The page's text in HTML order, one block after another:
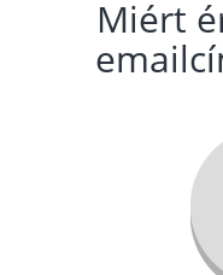
Miért